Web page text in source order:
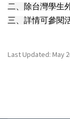
二、除台灣學生
三、詳情可參閱
Last Updated: May